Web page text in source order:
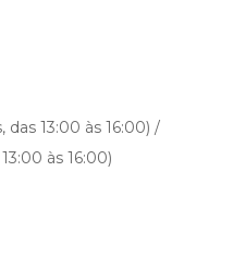
das 13:00 às 16:00) /
às 16:00)